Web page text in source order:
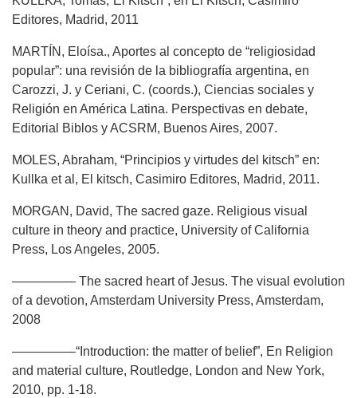
Editores, Madrid, 2011
MARTÍN, Eloísa., Aportes al concepto de “religiosidad
popular”: una revisión de la bibliografía argentina, en
Carozzi, J. y Ceriani, C. (coords.), Ciencias sociales y
Religión en América Latina. Perspectivas en debate,
Editorial Biblos y ACSRM, Buenos Aires, 2007.
MOLES, Abraham, “Principios y virtudes del kitsch” en:
Kullka et al, El kitsch, Casimiro Editores, Madrid, 2011.
MORGAN, David, The sacred gaze. Religious visual
culture in theory and practice, University of California
Press, Los Angeles, 2005.
————— The sacred heart of Jesus. The visual evolution
of a devotion, Amsterdam University Press, Amsterdam,
2008
—————“Introduction: the matter of belief”, En Religion
and material culture, Routledge, London and New York,
2010, pp. 1-18.